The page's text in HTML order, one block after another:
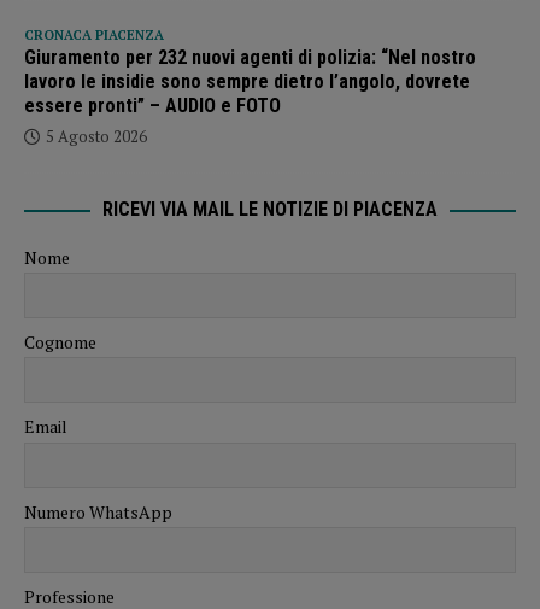
CRONACA PIACENZA
Giuramento per 232 nuovi agenti di polizia: “Nel nostro
lavoro le insidie sono sempre dietro l’angolo, dovrete
essere pronti” – AUDIO e FOTO
5 Agosto 2026
RICEVI VIA MAIL LE NOTIZIE DI PIACENZA
Nome
Cognome
Email
Numero WhatsApp
Professione